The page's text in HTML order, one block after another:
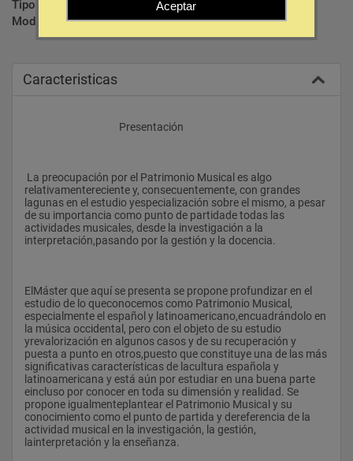
Tipo:
Modalidad:
Ejecutiva
Caracteristicas
					Presentación
relativamentereciente y, consecuentemente, con grandes
lagunas en el estudio yespecialización sobre el mismo, a pesar
de su importancia como punto de partidade todas las
actividades musicales, desde la investigación a la
interpretación,pasando por la gestión y la docencia.
ElMáster que aquí se presenta se propone profundizar en el
estudio de lo queconocemos como Patrimonio Musical,
especialmente el español y latinoamericano,encuadrándolo en
la música occidental, pero con el objeto de su estudio
yrevalorización en algunos casos y de su recuperación y
puesta a punto en otros,puesto que constituye una de las más
significativas características de lacultura española y
latinoamericana y está aún por estudiar en una buena parte
eincluso por conocer en toda su dimensión y realidad. Se
propone igualmenteplantear el Patrimonio Musical y su
conocimiento como el punto de partida y dereferencia de la
actividad musical en la investigación, la gestión,
lainterpretación y la enseñanza.
Aceptar